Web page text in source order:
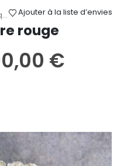
Ajouter à la liste d’envies
,
rouge
€